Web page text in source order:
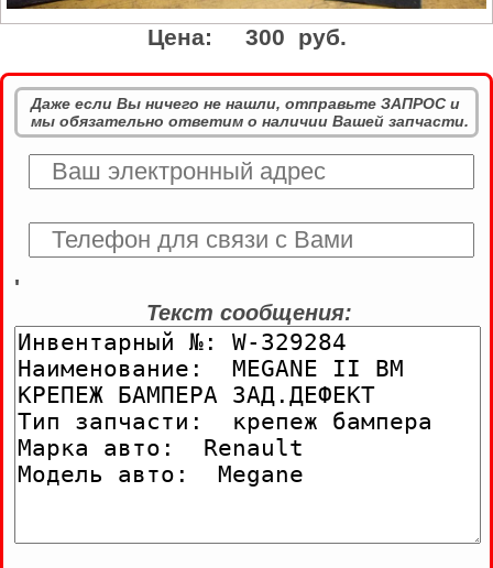
Цена: 300 руб.
Даже если Вы ничего не нашли, отправьте ЗАПРОС и
мы обязательно ответим о наличии Вашей запчасти.
'
Текст сообщения: